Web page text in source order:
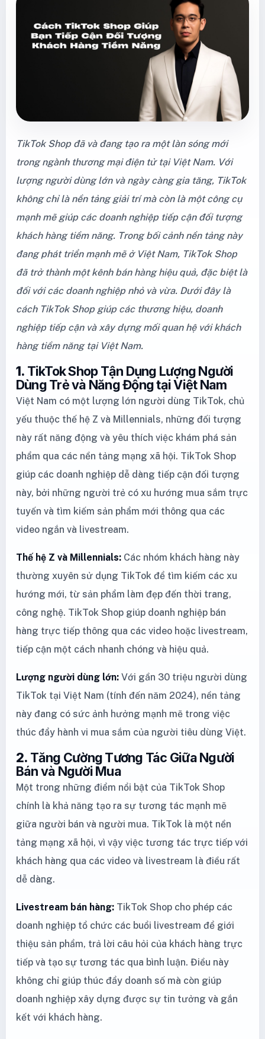
TikTok Shop đã và đang tạo ra một làn sóng mới
trong ngành thương mại điện tử tại Việt Nam. Với
lượng người dùng lớn và ngày càng gia tăng, TikTok
không chỉ là nền tảng giải trí mà còn là một công cụ
mạnh mẽ giúp các doanh nghiệp tiếp cận đối tượng
khách hàng tiềm năng. Trong bối cảnh nền tảng này
đang phát triển mạnh mẽ ở Việt Nam, TikTok Shop
đã trở thành một kênh bán hàng hiệu quả, đặc biệt là
đối với các doanh nghiệp nhỏ và vừa. Dưới đây là
cách TikTok Shop giúp các thương hiệu, doanh
nghiệp tiếp cận và xây dựng mối quan hệ với khách
hàng tiềm năng tại Việt Nam.
1. TikTok Shop Tận Dụng Lượng Người
Dùng Trẻ và Năng Động tại Việt Nam
Việt Nam có một lượng lớn người dùng TikTok, chủ
yếu thuộc thế hệ Z và Millennials, những đối tượng
này rất năng động và yêu thích việc khám phá sản
phẩm qua các nền tảng mạng xã hội. TikTok Shop
giúp các doanh nghiệp dễ dàng tiếp cận đối tượng
này, bởi những người trẻ có xu hướng mua sắm trực
tuyến và tìm kiếm sản phẩm mới thông qua các
video ngắn và livestream.
Thế hệ Z và Millennials: Các nhóm khách hàng này
thường xuyên sử dụng TikTok để tìm kiếm các xu
hướng mới, từ sản phẩm làm đẹp đến thời trang,
công nghệ. TikTok Shop giúp doanh nghiệp bán
hàng trực tiếp thông qua các video hoặc livestream,
tiếp cận một cách nhanh chóng và hiệu quả.
Lượng người dùng lớn: Với gần 30 triệu người dùng
TikTok tại Việt Nam (tính đến năm 2024), nền tảng
này đang có sức ảnh hưởng mạnh mẽ trong việc
thúc đẩy hành vi mua sắm của người tiêu dùng Việt.
2. Tăng Cường Tương Tác Giữa Người
Bán và Người Mua
Một trong những điểm nổi bật của TikTok Shop
chính là khả năng tạo ra sự tương tác mạnh mẽ
giữa người bán và người mua. TikTok là một nền
tảng mạng xã hội, vì vậy việc tương tác trực tiếp với
khách hàng qua các video và livestream là điều rất
dễ dàng.
Livestream bán hàng: TikTok Shop cho phép các
doanh nghiệp tổ chức các buổi livestream để giới
thiệu sản phẩm, trả lời câu hỏi của khách hàng trực
tiếp và tạo sự tương tác qua bình luận. Điều này
không chỉ giúp thúc đẩy doanh số mà còn giúp
doanh nghiệp xây dựng được sự tin tưởng và gắn
kết với khách hàng.